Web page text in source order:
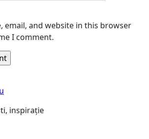
email, and website in this browser
I comment.
inspirație